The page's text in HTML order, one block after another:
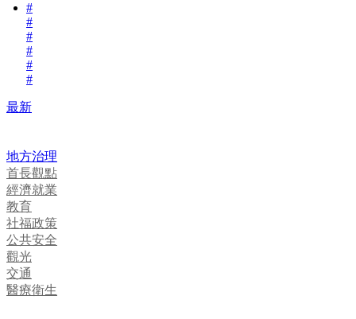
#
#
#
#
#
#
最新
地方治理
首長觀點
經濟就業
教育
社福政策
公共安全
觀光
交通
醫療衛生